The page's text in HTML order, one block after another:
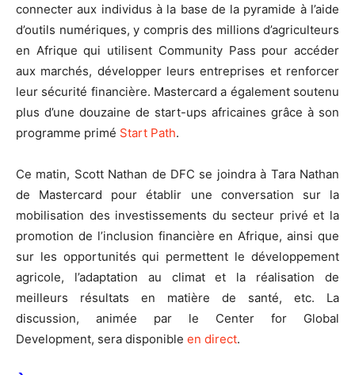
connecter aux individus à la base de la pyramide à l’aide
d’outils numériques, y compris des millions d’agriculteurs
en Afrique qui utilisent Community Pass pour accéder
aux marchés, développer leurs entreprises et renforcer
leur sécurité financière. Mastercard a également soutenu
plus d’une douzaine de start-ups africaines grâce à son
programme primé Start Path.
Ce matin, Scott Nathan de DFC se joindra à Tara Nathan
de Mastercard pour établir une conversation sur la
mobilisation des investissements du secteur privé et la
promotion de l’inclusion financière en Afrique, ainsi que
sur les opportunités qui permettent le développement
agricole, l’adaptation au climat et la réalisation de
meilleurs résultats en matière de santé, etc. La
discussion, animée par le Center for Global
Development, sera disponible en direct.